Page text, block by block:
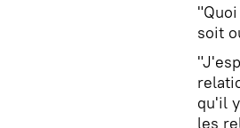
soit
qu'il
les